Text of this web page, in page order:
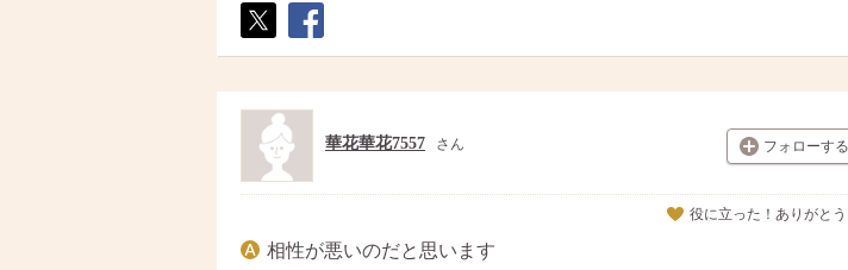
ト
ア
フォローする
華花華花7557 さん
役に立った！ありがとう
相性が悪いのだと思います